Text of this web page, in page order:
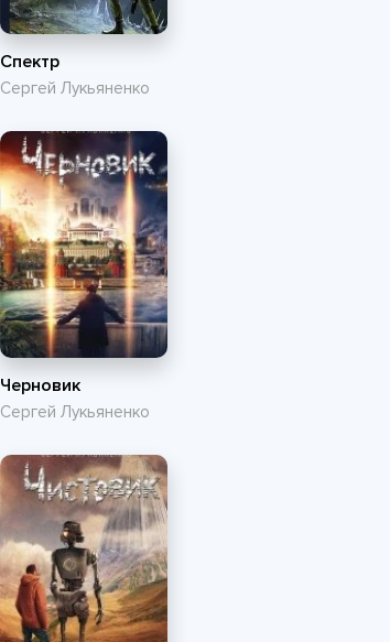
Спектр
Сергей Лукьяненко
Черновик
Сергей Лукьяненко